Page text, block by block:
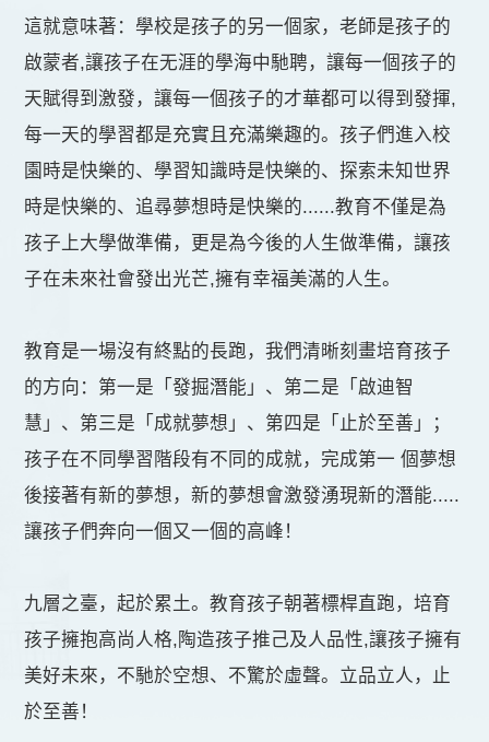
這就意味著：學校是孩子的另一個家，老師是孩子的
啟蒙者,讓孩子在无涯的學海中馳聘，讓每一個孩子的
天賦得到激發，讓每一個孩子的才華都可以得到發揮,
每一天的學習都是充實且充滿樂趣的。孩子們進入校
園時是快樂的、學習知識時是快樂的、探索未知世界
時是快樂的、追尋夢想時是快樂的......教育不僅是為
孩子上大學做準備，更是為今後的人生做準備，讓孩
子在未來社會發出光芒,擁有幸福美滿的人生。
教育是一場沒有終點的長跑，我們清晰刻畫培育孩子
的方向：第一是「發掘潛能」、第二是「啟迪智
慧」、第三是「成就夢想」、第四是「止於至善」；
孩子在不同學習階段有不同的成就，完成第一 個夢想
後接著有新的夢想，新的夢想會激發湧現新的潛能.....
讓孩子們奔向一個又一個的高峰！
九層之臺，起於累土。教育孩子朝著標桿直跑，培育
孩子擁抱高尚人格,陶造孩子推己及人品性,讓孩子擁有
美好未來，不馳於空想、不驚於虛聲。立品立人，止
於至善！